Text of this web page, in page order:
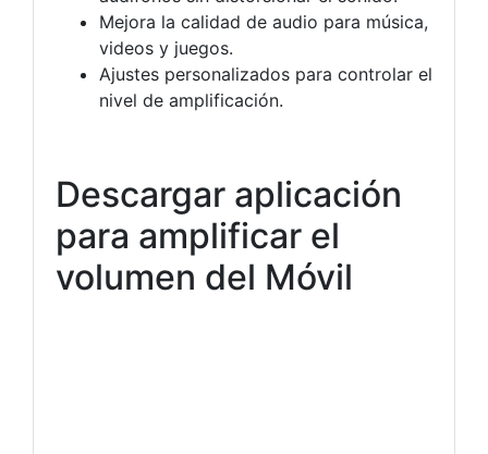
Mejora la calidad de audio para música,
videos y juegos.
Ajustes personalizados para controlar el
nivel de amplificación.
Descargar aplicación
para amplificar el
volumen del Móvil